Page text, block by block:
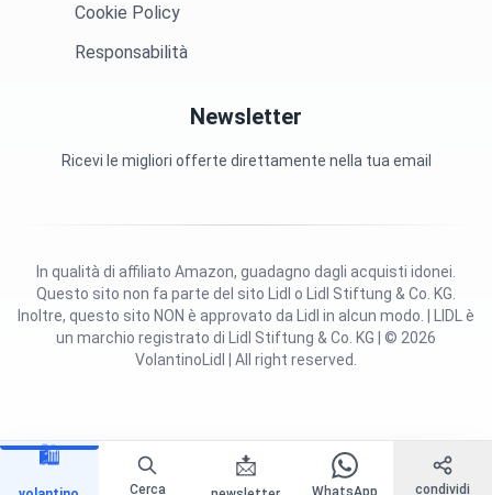
🛍️
Cerca
📩
WhatsApp condividi
Cookie Policy
Responsabilità
Newsletter
Ricevi le migliori offerte direttamente nella tua email
Questo sito non fa parte del sito Lidl o Lidl Stiftung & Co. KG.
Inoltre, questo sito NON è approvato da Lidl in alcun modo. | LIDL è
un marchio registrato di Lidl Stiftung & Co. KG | © 2026
VolantinoLidl | All right reserved.
In qualità di affiliato Amazon, guadagno dagli acquisti idonei.